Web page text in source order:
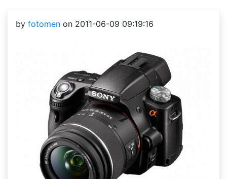
by fotomen on 2011-06-09 09:19:16